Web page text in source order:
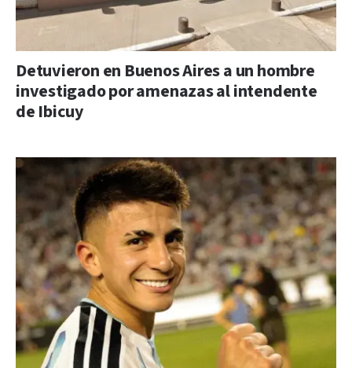
Detuvieron en Buenos Aires a un hombre
investigado por amenazas al intendente
de Ibicuy